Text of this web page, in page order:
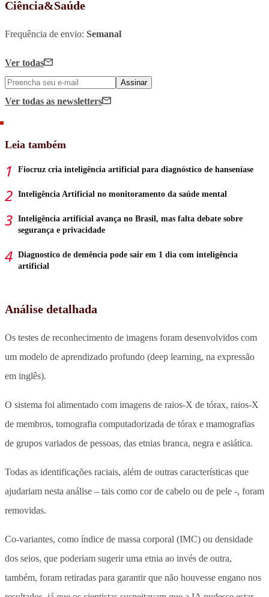
Ciência&Saúde
Frequência de envio: Semanal
Ver todas
Assinar
Ver todas as newsletters
Leia também
Fiocruz cria inteligência artificial para diagnóstico de hanseníase
Inteligência Artificial no monitoramento da saúde mental
Inteligência artificial avança no Brasil, mas falta debate sobre
segurança e privacidade
Diagnostico de demência pode sair em 1 dia com inteligência
artificial
Análise detalhada
Os testes de reconhecimento de imagens foram desenvolvidos com
um modelo de aprendizado profundo (deep learning, na expressão
em inglês).
O sistema foi alimentado com imagens de raios-X de tórax, raios-X
de membros, tomografia computadorizada de tórax e mamografias
de grupos variados de pessoas, das etnias branca, negra e asiática.
Todas as identificações raciais, além de outras características que
ajudariam nesta análise – tais como cor de cabelo ou de pele -, foram
removidas.
Co-variantes, como índice de massa corporal (IMC) ou densidade
dos seios, que poderiam sugerir uma etnia ao invés de outra,
também, foram retiradas para garantir que não houvesse engano nos